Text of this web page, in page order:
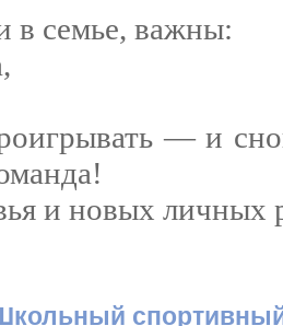
в семье, важны:
— и
и новых личных